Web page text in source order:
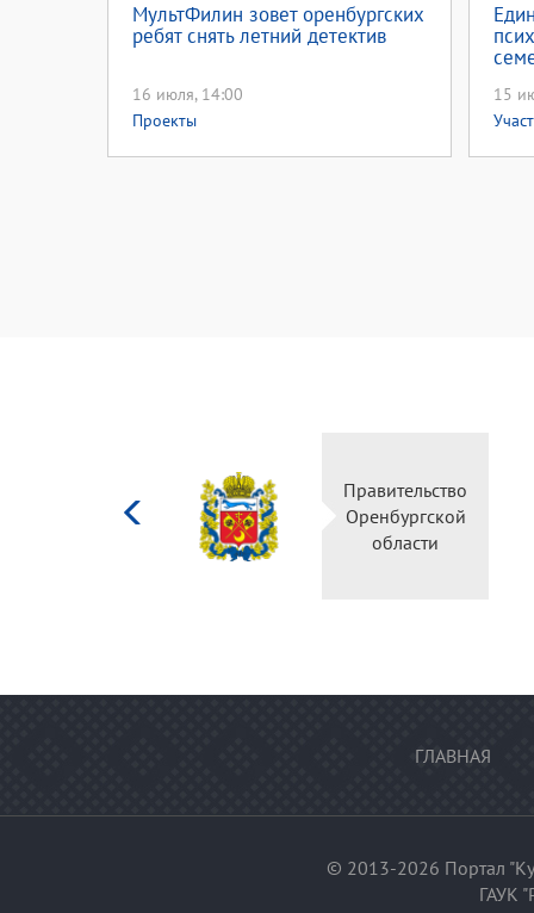
МультФилин зовет оренбургских
ребят снять летний детектив
16 июля, 14:00
Проекты
15
Правительство
Оренбургской
области
ГЛАВНАЯ
© 2013-2026 Портал
ГАУК